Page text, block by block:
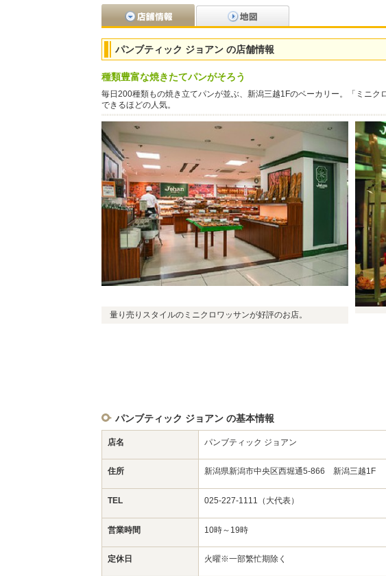
パンブティック ジョアン の店舗情報
種類豊富な焼きたてパンがそろう
毎日200種類もの焼き立てパンが並ぶ、新潟三越1Fのベーカリー。「ミニ
できるほどの人気。
量り売りスタイルのミニクロワッサンが好評のお店。
パンブティック ジョアン の基本情報
店名 パンブティック ジョアン
住所 新潟県新潟市中央区西堀通5-866 新潟三越1F
TEL 025-227-1111（大代表）
営業時間 10時～19時
定休日 火曜※一部繁忙期除く